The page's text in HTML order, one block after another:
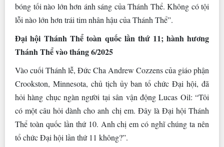
bóng tối nào lớn hơn ánh sáng của Thánh Thể. Không có tội
lỗi nào lớn hơn trái tim nhân hậu của Thánh Thể”.
Đại hội Thánh Thể toàn quốc lần thứ 11; hành hương
Thánh Thể vào tháng 6/2025
Vào cuối Thánh lễ, Đức Cha Andrew Cozzens của giáo phận
Crookston, Minnesota, chủ tịch ủy ban tổ chức Đại hội, đã
hỏi hàng chục ngàn người tại sân vận động Lucas Oil: “Tôi
có một câu hỏi dành cho anh chị em. Đây là Đại hội Thánh
Thể toàn quốc lần thứ 10. Anh chị em có nghĩ chúng ta nên
tổ chức Đại hội lần thứ 11 không?”.